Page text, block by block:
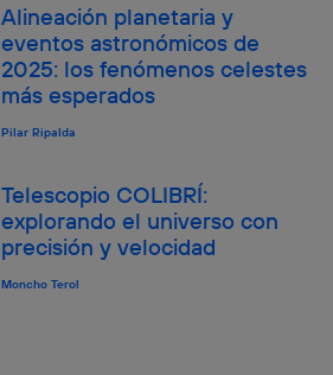
Alineación planetaria y
eventos astronómicos de
2025: los fenómenos celestes
más esperados
Pilar Ripalda
Telescopio COLIBRÍ:
explorando el universo con
precisión y velocidad
Moncho Terol